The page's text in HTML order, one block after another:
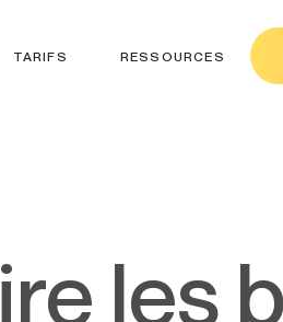
TARIFS RESSOURCES